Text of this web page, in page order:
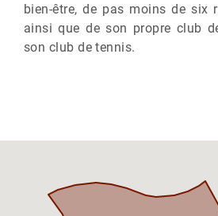
bien-être, de pas moins de six
ainsi que de son propre club
son club de tennis.